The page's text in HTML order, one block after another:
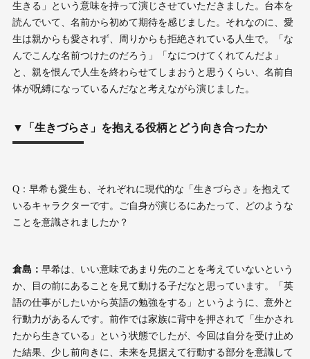
生きる」という意味を持って演じさせていただきました。台本を
読んでいて、名前から初めて期待を感じました。それなのに、愛
生は親からも愛されず、周りからも拒絶されている人生で。「な
んでこんな名前つけたのだろう」「なにつけてくれてんだよ」
と、親を恨んで人生を終わらせてしまおうと思うくらい、名前自
体が呪縛になっているんだなと考えながら演じました。
▼「生きづらさ」を抱える役柄とどう向き合ったか
Q：早希も愛生も、それぞれに現代的な「生きづらさ」を抱えて
いるキャラクターです。ご自身が演じるにあたって、どのような
ことを意識されましたか？
倉島： 早希は、いい意味であまり先のことを考えていないという
か、目の前にあることを見て動ける子だなと思っています。「英
語の仕事がしたいから英語の勉強をする」というように、意外と
行動力があるんです。前作では家族に背中を押されて「生かされ
たから生きている」という状態でしたが、今回は自分を受け止め
た結果、少し前向きに、未来を見据えて行動する部分を意識して